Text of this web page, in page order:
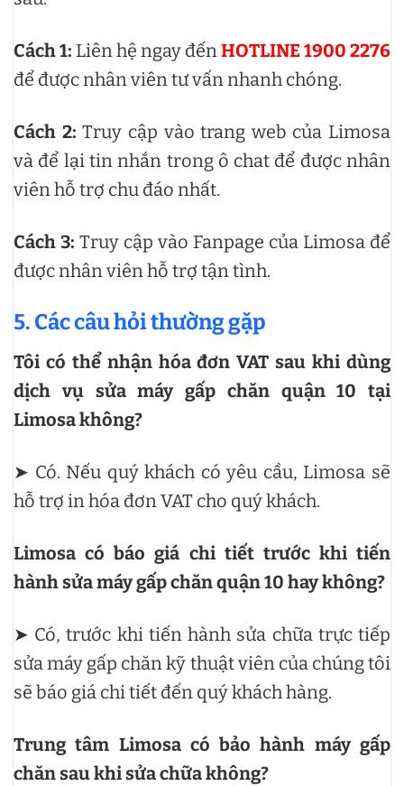
Cách 1: Liên hệ ngay đếnHOTLINE 1900 2276
để được nhân viên tư vấn nhanh chóng.
Cách 2:Truy cập vào trang web của Limosa
và để lại tin nhắn trong ô chat để được nhân
viên hỗ trợ chu đáo nhất.
Cách 3: Truy cập vào Fanpage của Limosa để
được nhân viên hỗ trợ tận tình.
5. Các câu hỏi thường gặp
Tôi có thể nhận hóa đơn VAT sau khi dùng
dịch vụ sửa máy gấp chăn quận 10 tại
Limosa không?
➤ Có. Nếu quý khách có yêu cầu, Limosa sẽ
hỗ trợ in hóa đơn VAT cho quý khách.
Limosa có báo giá chi tiết trước khi tiến
hành sửa máy gấp chăn quận 10 hay không?
➤ Có, trước khi tiến hành sửa chữa trực tiếp
sửa máy gấp chăn kỹ thuật viên của chúng tôi
sẽ báo giá chi tiết đến quý khách hàng.
Trung tâm Limosa có bảo hành máy gấp
chăn sau khi sửa chữa không?